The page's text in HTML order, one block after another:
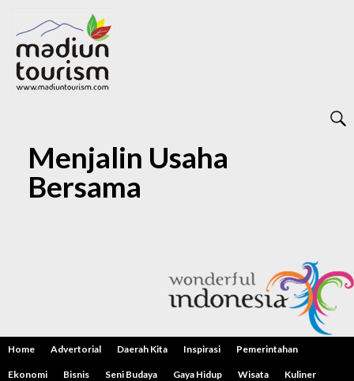
Menjalin Usaha
Bersama
Home Advertorial Daerah Kita Inspirasi Pemerintahan
Ekonomi Bisnis Seni Budaya Gaya Hidup Wisata Kuliner